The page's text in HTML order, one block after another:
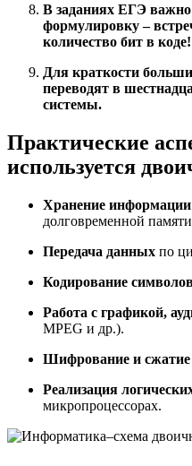
В заданиях ЕГЭ
формулировку –
количество бит в коде!
Для краткости
переводят в
системы.
Практические
используется
Хранение информации
долговременной
Передача данных по
Кодирование
Работа с графикой,
MPEG и др.).
Шифрование и
Реализация
микропроцессорах.